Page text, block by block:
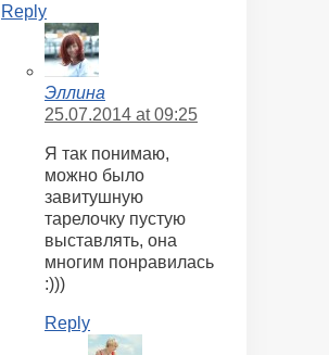
Reply
Эллина
25.07.2014 at 09:25
Я так понимаю,
можно было
завитушную
тарелочку пустую
выставлять, она
многим понравилась
:)))
Reply